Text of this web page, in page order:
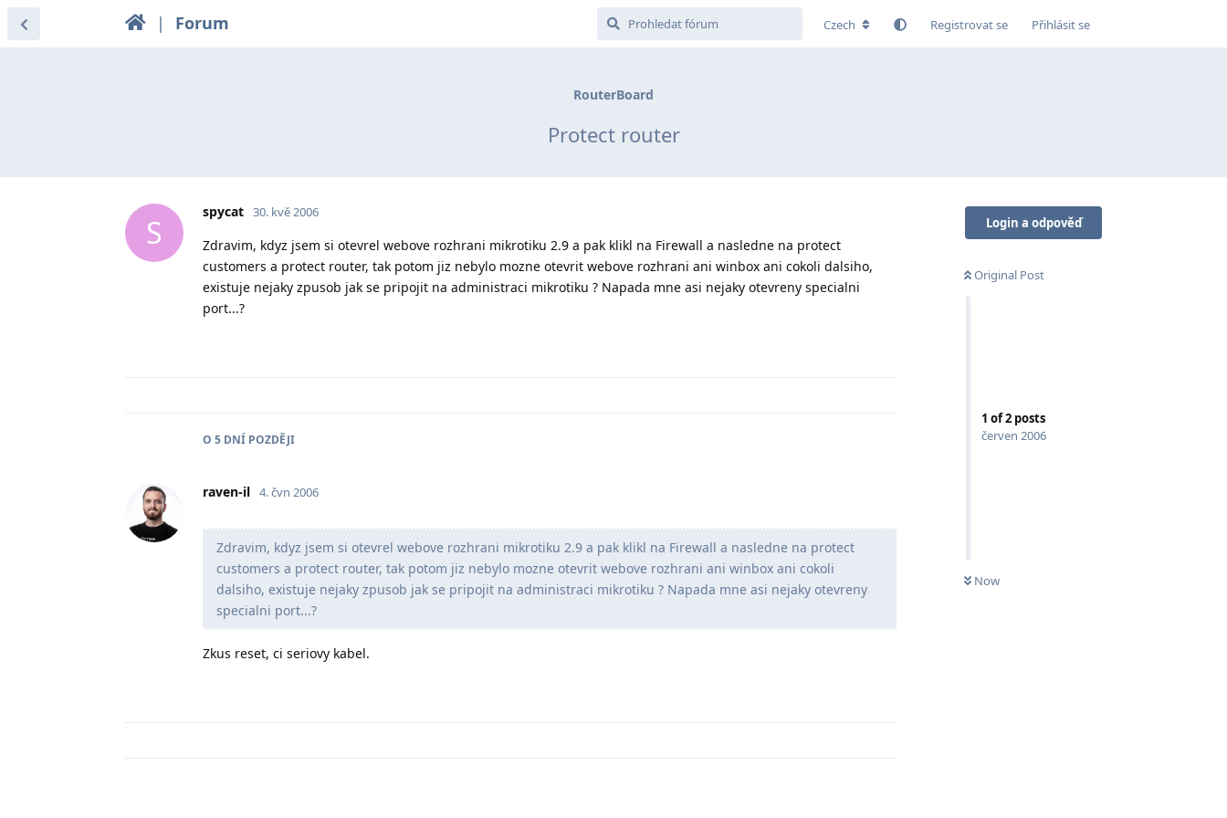
| Forum Czech Registrovat se Přihlásit se
RouterBoard
Protect router
Login a odpověď
Original Post
1 of2 posts
červen 2006
Now
S
spycat 30. kvě 2006
Zdravim, kdyz jsem si otevrel webove rozhrani mikrotiku 2.9 a pak klikl na Firewall a nasledne na protect
customers a protect router, tak potom jiz nebylo mozne otevrit webove rozhrani ani winbox ani cokoli dalsiho,
existuje nejaky zpusob jak se pripojit na administraci mikrotiku ? Napada mne asi nejaky otevreny specialni
port...?
O 5 DNÍ POZDĚJI
raven-il 4. čvn 2006
Zdravim, kdyz jsem si otevrel webove rozhrani mikrotiku 2.9 a pak klikl na Firewall a nasledne na protect
customers a protect router, tak potom jiz nebylo mozne otevrit webove rozhrani ani winbox ani cokoli
dalsiho, existuje nejaky zpusob jak se pripojit na administraci mikrotiku ? Napada mne asi nejaky otevreny
specialni port...?
Zkus reset, ci seriovy kabel.